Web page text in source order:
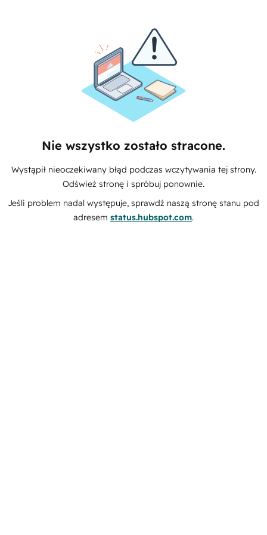
Nie wszystko zostało stracone.
Wystąpił nieoczekiwany błąd podczas wczytywania tej strony.
Odśwież stronę i spróbuj ponownie.
Jeśli problem nadal występuje, sprawdź naszą stronę stanu pod
adresem status.hubspot.com.